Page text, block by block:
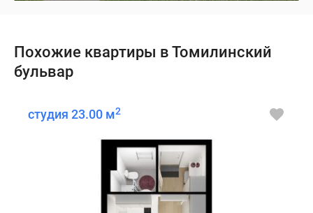
Похожие квартиры в Томилинский
бульвар
студия 23.00 м2